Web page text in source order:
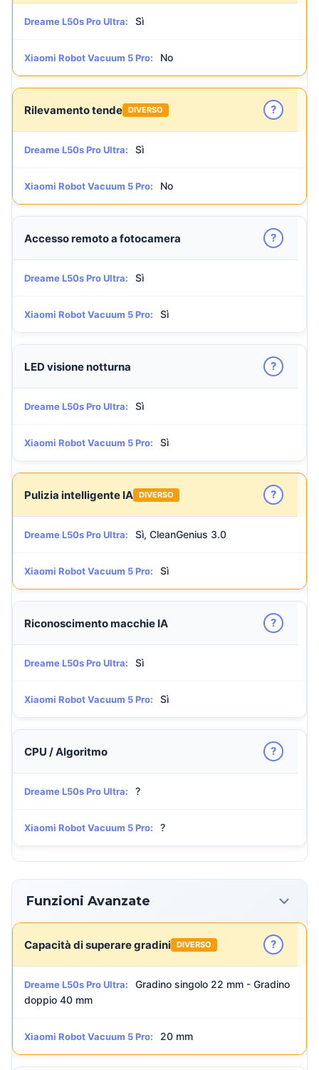
Dreame L50s Pro Ultra: Sì
Xiaomi Robot Vacuum 5 Pro: No
Rilevamento tende DIVERSO ?
Dreame L50s Pro Ultra: Sì
Xiaomi Robot Vacuum 5 Pro: No
Accesso remoto a fotocamera ?
Dreame L50s Pro Ultra: Sì
Xiaomi Robot Vacuum 5 Pro: Sì
LED visione notturna ?
Dreame L50s Pro Ultra: Sì
Xiaomi Robot Vacuum 5 Pro: Sì
Pulizia intelligente IA DIVERSO ?
Dreame L50s Pro Ultra: Sì, CleanGenius 3.0
Xiaomi Robot Vacuum 5 Pro: Sì
Riconoscimento macchie IA ?
Dreame L50s Pro Ultra: Sì
Xiaomi Robot Vacuum 5 Pro: Sì
CPU / Algoritmo ?
Dreame L50s Pro Ultra: ?
Xiaomi Robot Vacuum 5 Pro: ?
Funzioni Avanzate
Capacità di superare gradini DIVERSO ?
Dreame L50s Pro Ultra:
Gradino singolo 22 mm - Gradino
doppio 40 mm
Xiaomi Robot Vacuum 5 Pro: 20 mm